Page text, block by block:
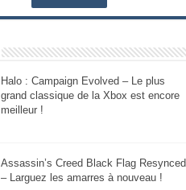
Halo : Campaign Evolved – Le plus
grand classique de la Xbox est encore
meilleur !
Assassin’s Creed Black Flag Resynced
– Larguez les amarres à nouveau !